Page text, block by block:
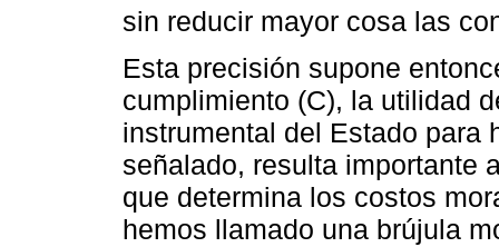
sin reducir mayor cosa las
Esta precisión supone
cumplimiento (C), la utilidad
instrumental del Estado para
señalado, resulta importante
que determina los costos
hemos llamado una brújula